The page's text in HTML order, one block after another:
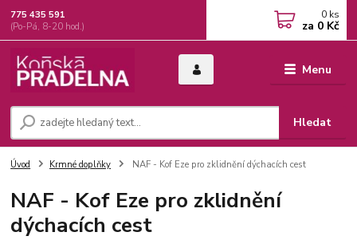
Menu
Hledat
775 435 591
(Po-Pá, 8-20 hod.)
0 ks
za 0 Kč
Úvod Krmné doplňky NAF - Kof Eze pro zklidnění dýchacích cest
NAF - Kof Eze pro zklidnění
dýchacích cest